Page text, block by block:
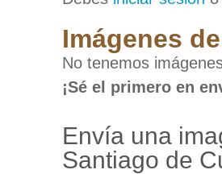
Imágenes
No tenemos
¡Sé el primero en
Envía una
Santiago de